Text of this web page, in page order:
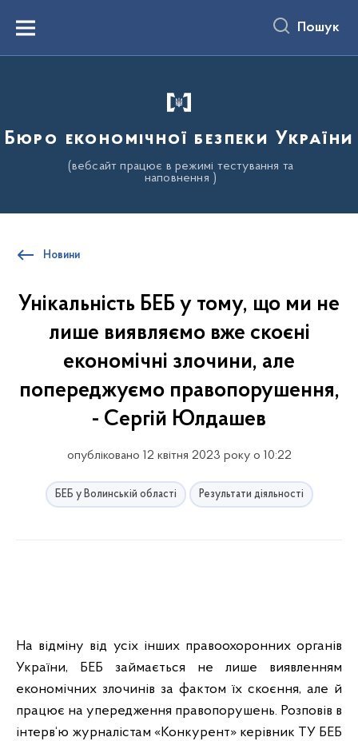
вмістуMenu Пошук
Бюро економічної безпеки України
(вебсайт працює в режимі тестування та
наповнення )
Новини
Унікальність БЕБ у тому, що ми не
лише виявляємо вже скоєні
економічні злочини, але
попереджуємо правопорушення,
- Сергій Юлдашев
опубліковано 12 квітня 2023 року о 10:22
БЕБ у Волинській області Результати діяльності
На відміну від усіх інших правоохоронних органів
України, БЕБ займається не лише виявленням
економічних злочинів за фактом їх скоєння, але й
працює на упередження правопорушень. Розповів в
інтерв‘ю журналістам «Конкурент» керівник ТУ БЕБ